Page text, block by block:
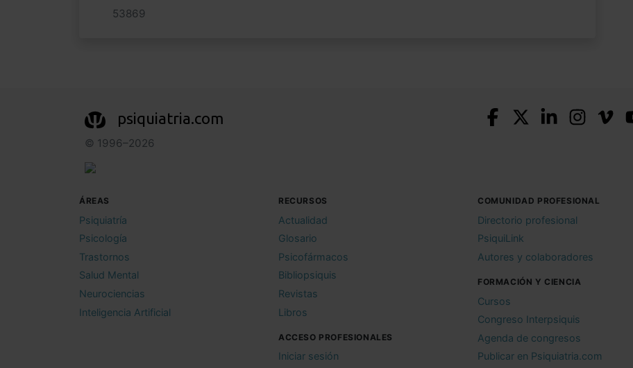
53869
psiquiatria.com
© 1996–2026
ÁREAS
Psiquiatría
Psicología
Trastornos
Salud Mental
Neurociencias
Inteligencia Artificial
RECURSOS
Actualidad
Glosario
Psicofármacos
Bibliopsiquis
Revistas
Libros
ACCESO PROFESIONALES
Iniciar sesión
COMUNIDAD PROFESIONAL
Directorio profesional
PsiquiLink
Autores y colaboradores
FORMACIÓN Y CIENCIA
Cursos
Congreso Interpsiquis
Agenda de congresos
Publicar en Psiquiatria.com